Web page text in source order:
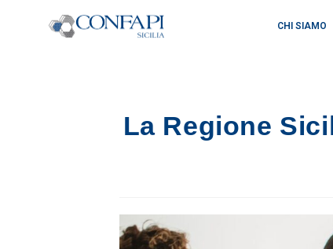
CHI SIAMO
La Regione